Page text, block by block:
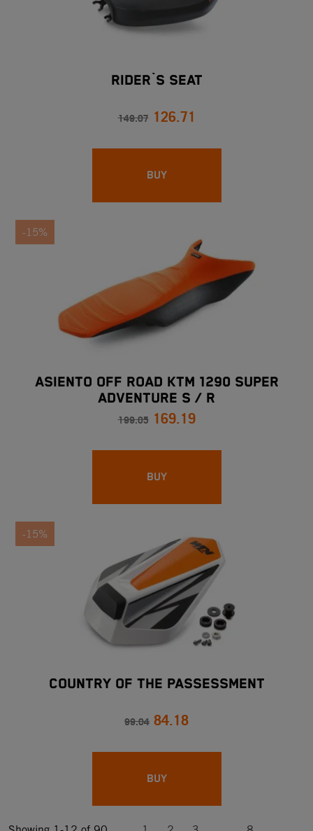
RIDER`S SEAT
149.07 126.71
BUY
-15%
ASIENTO OFF ROAD KTM 1290 SUPER
ADVENTURE S / R
199.05 169.19
BUY
-15%
COUNTRY OF THE PASSESSMENT
99.04 84.18
BUY